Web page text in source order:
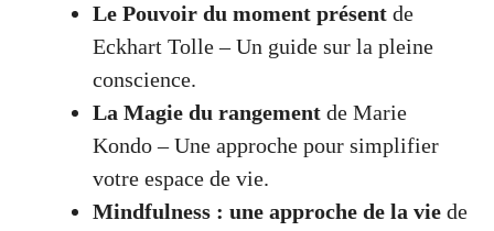
Le Pouvoir du moment présent de
Eckhart Tolle – Un guide sur la pleine
conscience.
La Magie du rangement de Marie
Kondo – Une approche pour simplifier
votre espace de vie.
Mindfulness : une approche de la vie de